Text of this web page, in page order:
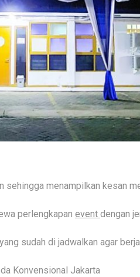
menampilkan kesan
perlengkapan event dengan
sudah di jadwalkan agar